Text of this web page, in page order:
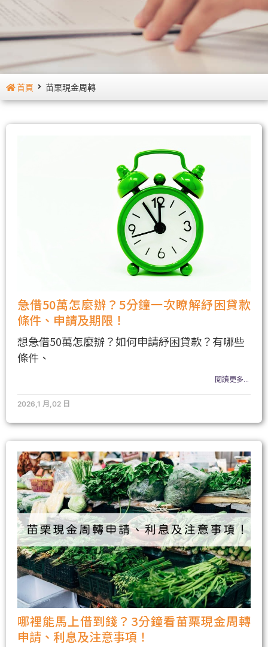
首頁 苗栗現金周轉
急借50萬怎麼辦？5分鐘一次瞭解紓困貸款
條件、申請及期限！
想急借50萬怎麼辦？如何申請紓困貸款？有哪些
條件、
閱讀更多...
2026,1 月,02 日
哪裡能馬上借到錢？3分鐘看苗栗現金周轉
申請、利息及注意事項！